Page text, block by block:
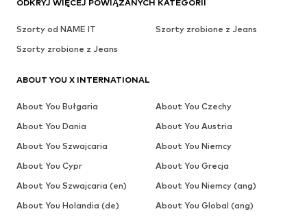
ODKRYJ WIĘCEJ POWIĄZANYCH KATEGORII
Szorty od NAME IT
Szorty zrobione z Jeans
Szorty zrobione z Jeans
ABOUT YOU X INTERNATIONAL
About You Bułgaria
About You Czechy
About You Dania
About You Austria
About You Szwajcaria
About You Niemcy
About You Cypr
About You Grecja
About You Szwajcaria (en)
About You Niemcy (ang)
About You Holandia (de)
About You Global (ang)